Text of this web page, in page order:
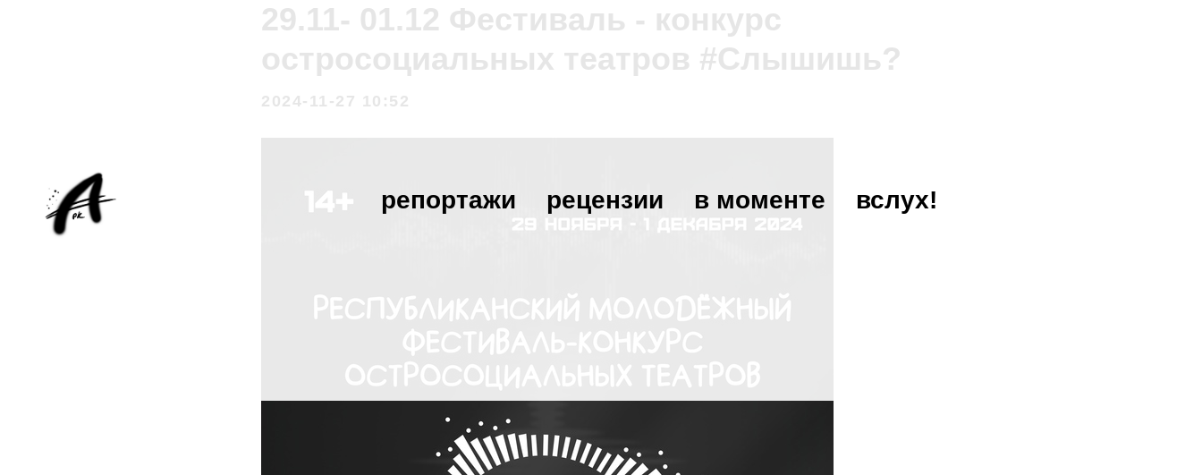
репортажи рецензии в моменте вслух!
29.11- 01.12 Фестиваль - конкурс
остросоциальных театров #Слышишь?
2024-11-27 10:52